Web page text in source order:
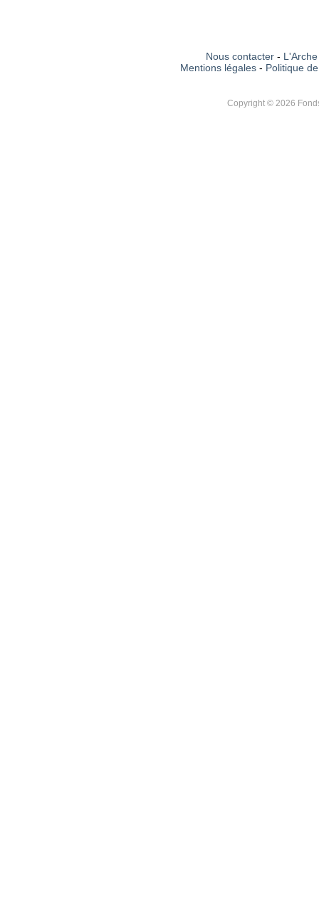
Nous contacter-
Mentions légales - Politique
Copyright © 2026